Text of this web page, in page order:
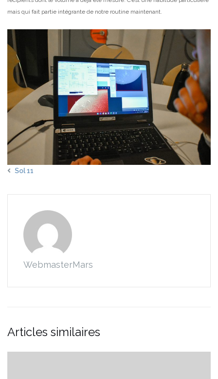
mais qui fait partie intégrante de notre routine maintenant.
Sol 11
WebmasterMars
Articles similaires